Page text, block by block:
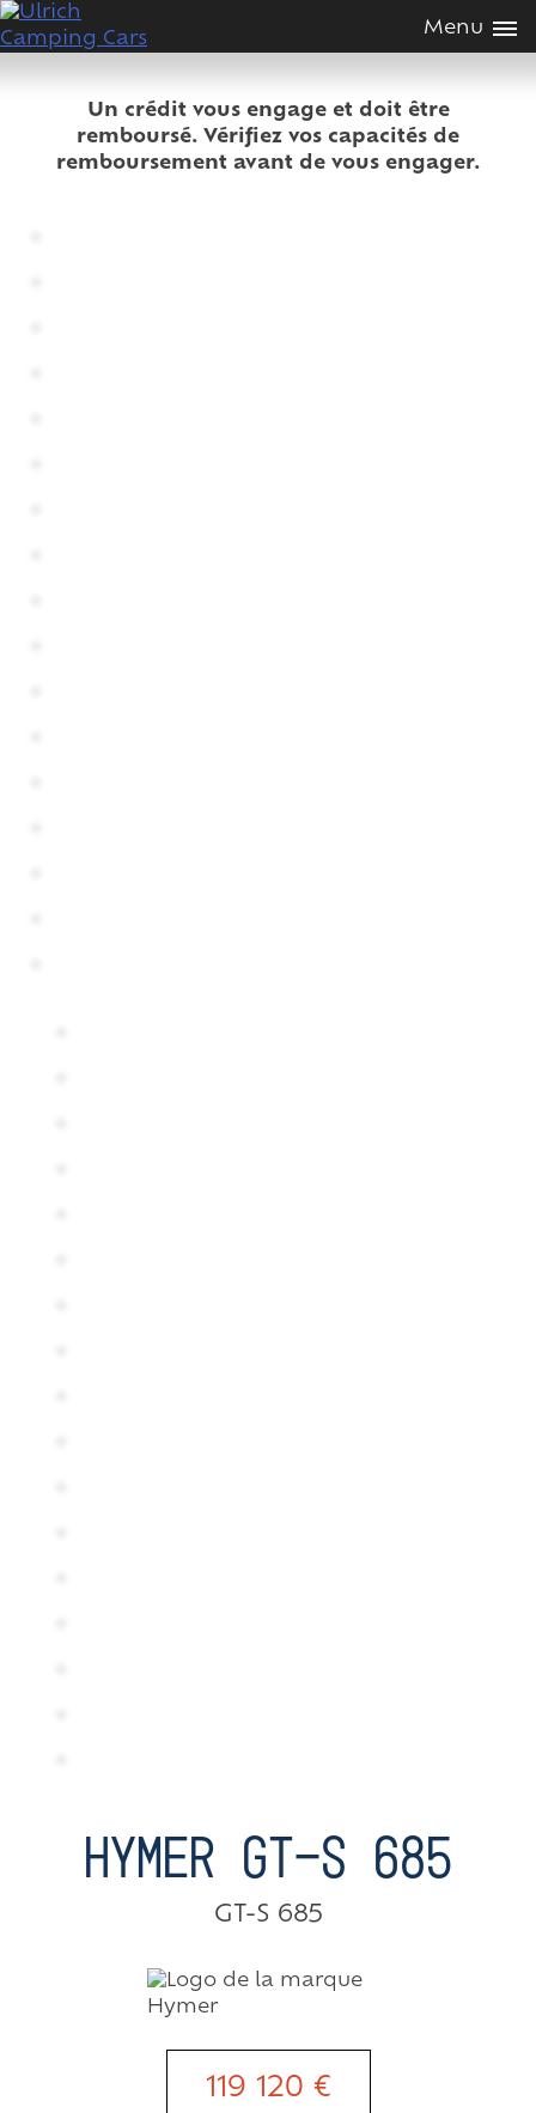
Passer
au
Menu
Un crédit vous engage et doit être
remboursé. Vérifiez vos capacités de
remboursement avant de vous engager.
HYMER GT-S 685
GT-S 685
119 120 €